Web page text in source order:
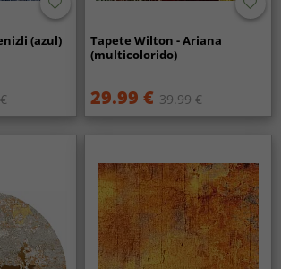
(azul)
Tapete Wilton - Ariana
(multicolorido)
29.99 € 39.99 €